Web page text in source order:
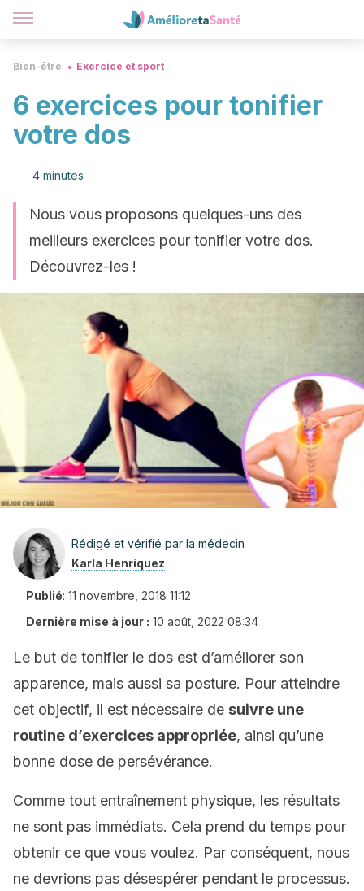
Bien-être Exercice et sport
6 exercices pour tonifier
votre dos
4 minutes
Nous vous proposons quelques-uns des
meilleurs exercices pour tonifier votre dos.
Découvrez-les !
Rédigé et vérifié par la médecin
Karla Henríquez
Publié: 11 novembre, 2018 11:12
Dernière mise à jour : 10 août, 2022 08:34
Le but de tonifier le dos est d’améliorer son
apparence, mais aussi sa posture. Pour atteindre
cet objectif, il est nécessaire de suivre une
routine d’exercices appropriée, ainsi qu’une
bonne dose de persévérance.
Comme tout entraînement physique, les résultats
ne sont pas immédiats. Cela prend du temps pour
obtenir ce que vous voulez. Par conséquent, nous
ne devrions pas désespérer pendant le processus.